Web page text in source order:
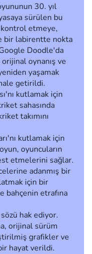
30. yıl
sürülen bu
etmeye,
bir labirentte nokta
Doodle'da
oynanış ve
yaşamak
getirildi.
kutlamak için
sahasında
takımını
kutlamak için
oyuncuların
etmelerini sağlar.
adanmış bir
için bir
bahçenin etrafına
hak ediyor.
orijinal sürüm
grafikler ve
hayat verildi.